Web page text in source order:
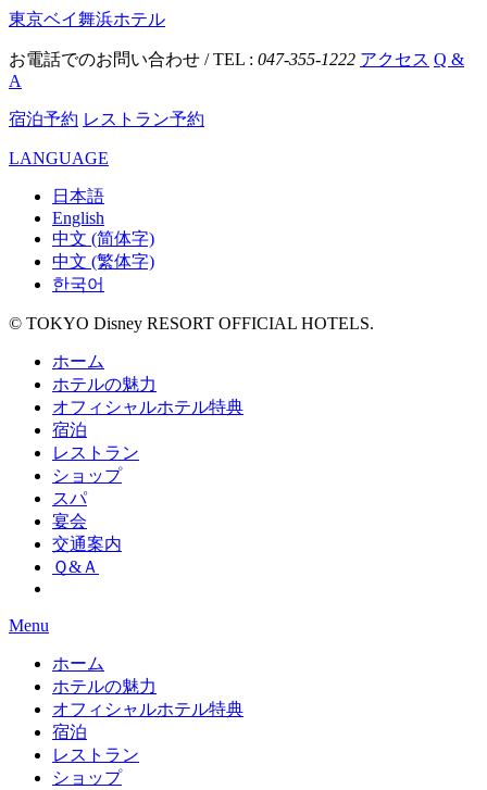
東京ベイ舞浜ホテル
お電話でのお問い合わせ / TEL : 047-355-1222 アクセス Q &
A
宿泊予約 レストラン予約
LANGUAGE
日本語
English
中文 (简体字)
中文 (繁体字)
한국어
© TOKYO Disney RESORT OFFICIAL HOTELS.
ホーム
ホテルの魅力
オフィシャルホテル特典
宿泊
レストラン
ショップ
スパ
宴会
交通案内
Ｑ&Ａ
Menu
ホーム
ホテルの魅力
オフィシャルホテル特典
宿泊
レストラン
ショップ